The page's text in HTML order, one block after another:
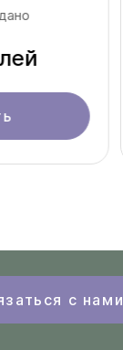
с нами